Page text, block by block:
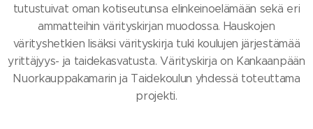
tutustuivat oman kotiseutunsa elinkeinoelämään sekä eri
ammatteihin värityskirjan muodossa. Hauskojen
värityshetkien lisäksi värityskirja tuki koulujen järjestämää
yrittäjyys- ja taidekasvatusta. Värityskirja on Kankaanpään
Nuorkauppakamarin ja Taidekoulun yhdessä toteuttama
projekti.